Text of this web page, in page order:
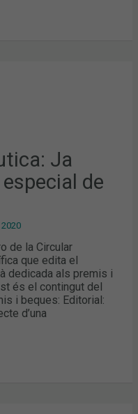
Ja
de
de la Circular
que edita el
dedicada als premis i
és el contingut del
i beques: Editorial:
d’una